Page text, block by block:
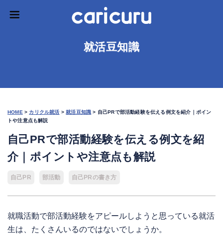
就活豆知識
HOME > カリクル就活 >就活豆知識 > 自己PRで部活動経験を伝える例文を紹介｜ポイン
トや注意点も解説
自己PRで部活動経験を伝える例文を紹
介｜ポイントや注意点も解説
自己PR 部活動 自己PRの書き方
就職活動で部活動経験をアピールしようと思っている就活
生は、たくさんいるのではないでしょうか。